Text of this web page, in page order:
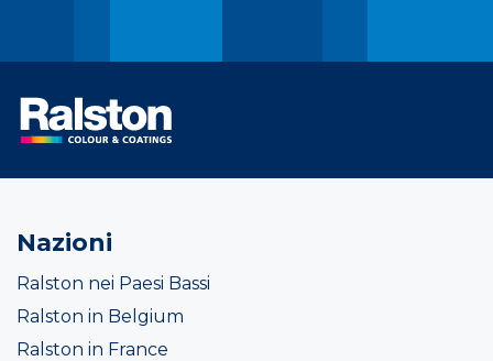
Nazioni
Ralston nei Paesi Bassi
Ralston in Belgium
Ralston in France